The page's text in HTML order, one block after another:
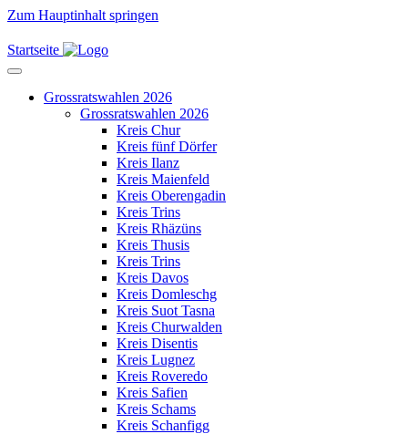
Zum Hauptinhalt springen
Startseite
Grossratswahlen 2026
Grossratswahlen 2026
Kreis Chur
Kreis fünf Dörfer
Kreis Ilanz
Kreis Maienfeld
Kreis Oberengadin
Kreis Trins
Kreis Rhäzüns
Kreis Thusis
Kreis Trins
Kreis Davos
Kreis Domleschg
Kreis Suot Tasna
Kreis Churwalden
Kreis Disentis
Kreis Lugnez
Kreis Roveredo
Kreis Safien
Kreis Schams
Kreis Schanfigg